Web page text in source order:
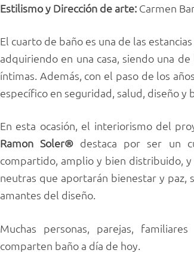
Estilismo y Dirección de arte: Carmen
El cuarto de baño es una de las
adquiriendo en una casa, siendo una
íntimas. Además, con el paso de los
específico en seguridad, salud, diseño y
En esta ocasión, el interiorismo del
Ramon Soler® destaca por ser un
compartido, amplio y bien distribuido,
neutras que aportarán bienestar y paz,
amantes del diseño.
Muchas personas, parejas,
comparten baño a día de hoy.